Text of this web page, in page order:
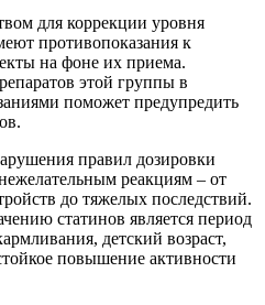
для коррекции уровня
противопоказания к
на фоне их приема.
этой группы в
поможет предупредить
правил дозировки
реакциям – от
до тяжелых последствий.
статинов является период
детский возраст,
повышение активности